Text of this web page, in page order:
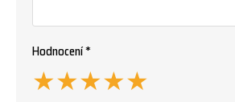
Hodnocení *
★
★
★
★
★